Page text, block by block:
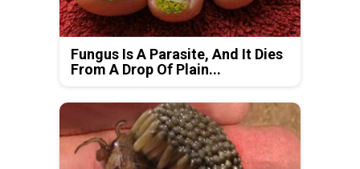
Fungus Is A Parasite, And It Dies
From A Drop Of Plain...